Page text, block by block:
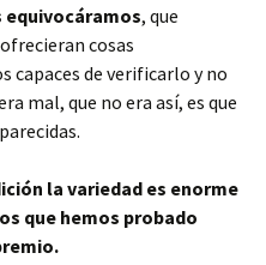
equivocáramos, que
cosas
capaces de verificarlo y no
mal, que no era así, es que
la variedad es enorme
que hemos probado